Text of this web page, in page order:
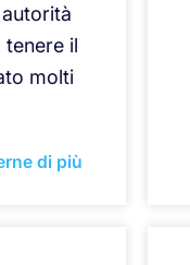
il
molti
di più